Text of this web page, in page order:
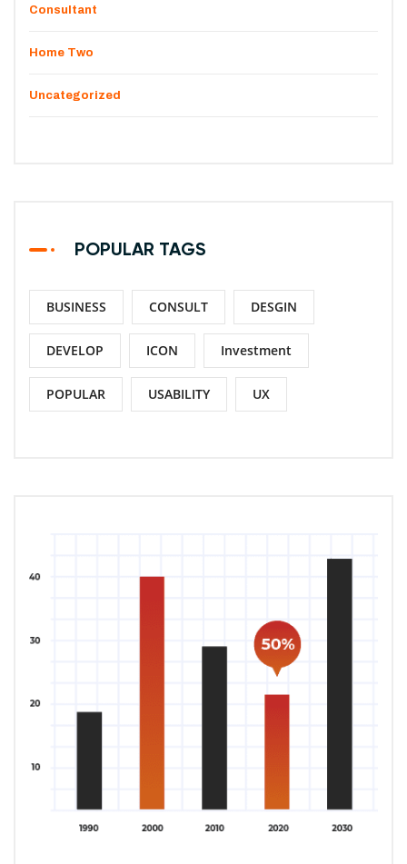
Consultant
Home Two
Uncategorized
POPULAR TAGS
BUSINESS CONSULT DESGIN
DEVELOP ICON Investment
POPULAR USABILITY UX